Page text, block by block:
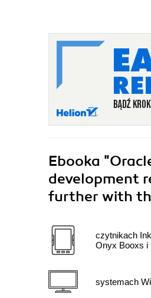
Ebooka
development
further with
czytnikach
Onyx Booxs i
systemach